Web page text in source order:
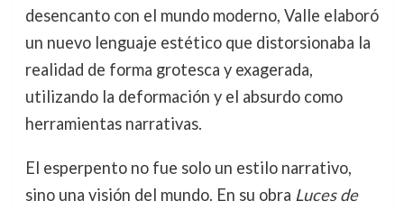
desencanto con el mundo moderno, Valle elaboró
un nuevo lenguaje estético que distorsionaba la
realidad de forma grotesca y exagerada,
utilizando la deformación y el absurdo como
herramientas narrativas.
El esperpento no fue solo un estilo narrativo,
sino una visión del mundo. En su obra Luces de